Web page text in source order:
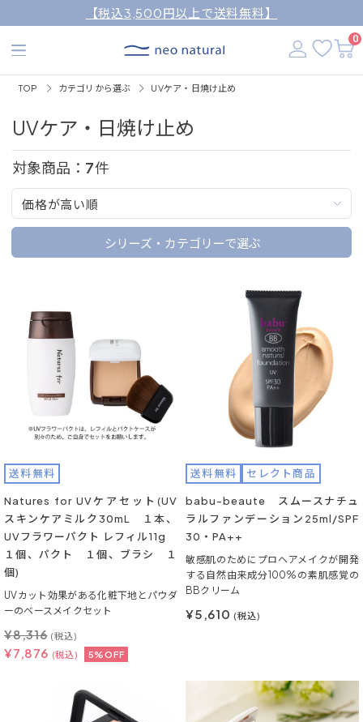
【税込3,500円以上で送料無料】
0
TOP カテゴリから選ぶ UVケア・日焼け止め
UVケア・日焼け止め
対象商品： 7件
価格が高い順
シリーズ・カテゴリーで選ぶ
送料無料
Natures for UVケアセット(UV
スキンケアミルク30mL １本、
UVフラワーパクト レフィル11g
１個、パクト １個、ブラシ １
個)
UVカット効果がある化粧下地とパウダ
ーのベースメイクセット
¥7,876 (税込) 5%OFF
¥8,316 (税込)
送料無料 セレクト商品
babu-beaute スムースナチュ
ラルファンデーション25ml/SPF
30・PA++
敏感肌のためにプロヘアメイクが開発
する自然由来成分100%の素肌感覚の
BBクリーム
¥5,610 (税込)